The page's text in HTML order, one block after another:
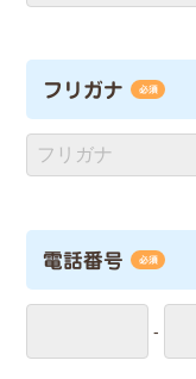
フリガナ 必須
電話番号 必須
-